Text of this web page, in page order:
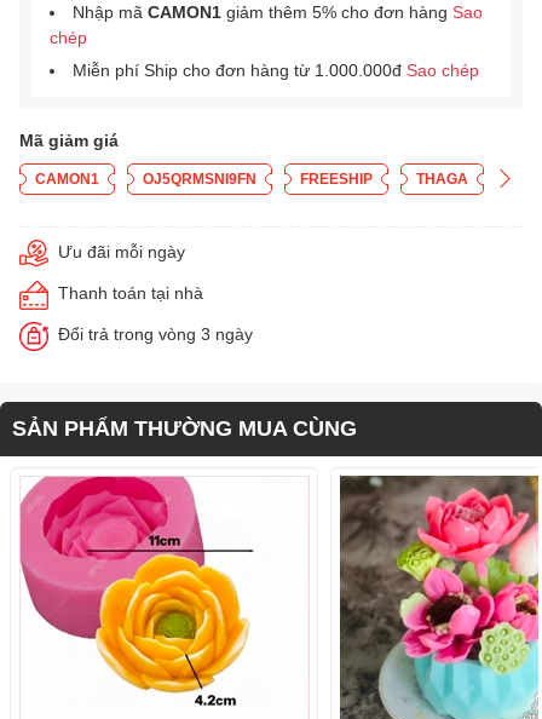
Nhập mã CAMON1 giảm thêm 5% cho đơn hàng Sao
chép
Miễn phí Ship cho đơn hàng từ 1.000.000đ Sao chép
Mã giảm giá
CAMON1 OJ5QRMSNI9FN FREESHIP THAGA
Ưu đãi mỗi ngày
Thanh toán tại nhà
Đổi trả trong vòng 3 ngày
SẢN PHẨM THƯỜNG MUA CÙNG